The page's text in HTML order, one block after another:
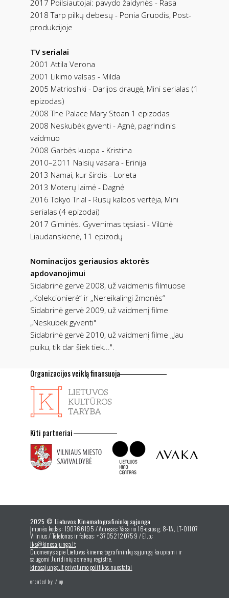
2017 Poilsiautojai: pavydo žaidynės - Rasa
2018 Tarp pilkų debesų - Ponia Gruodis, Post-
produkcijoje
TV serialai
2001 Attila Verona
2001 Likimo valsas - Milda
2005 Matrioshki - Darijos draugė, Mini serialas (1
epizodas)
2008 The Palace Mary Stoan 1 epizodas
2008 Neskubėk gyventi - Agnė, pagrindinis
vaidmuo
2008 Garbės kuopa - Kristina
2010–2011 Naisių vasara - Erinija
2013 Namai, kur širdis - Loreta
2013 Moterų laimė - Dagnė
2016 Tokyo Trial - Rusų kalbos vertėja, Mini
serialas (4 epizodai)
2017 Giminės. Gyvenimas tęsiasi - Vilūnė
Liaudanskienė, 11 epizodų
Nominacijos geriausios aktorės
apdovanojimui
Sidabrinė gervė 2008, už vaidmenis filmuose
„Kolekcionierė“ ir „Nereikalingi žmonės“
Sidabrinė gervė 2009, už vaidmenį filme
„Neskubėk gyventi"
Sidabrinė gervė 2010, už vaidmenį filme „Jau
puiku, tik dar šiek tiek...".
Organizacijos veiklą finansuoja
Kiti partneriai
2025 © Lietuvos Kinematografininkų sąjunga
Įmonės kodas: 190766195 / Adresas: Vasario 16-osios g. 8-1A, LT-01107
Vilnius / Telefonas ir faksas: +37052120759 / El.p.:
lks@kinosajunga.lt
Duomenys apie Lietuvos kinematografininkų sąjungą kaupiami ir
saugomi Juridinių asmenų registre.
kinosajunga.lt privatumo politikos nuostatai
created by / ap